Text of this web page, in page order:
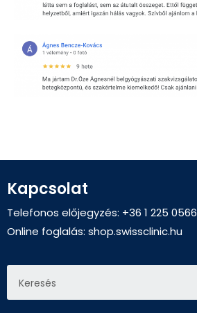
Kapcsolat
Telefonos előjegyzés: +36 1 225 0566
Online foglalás: shop.swissclinic.hu